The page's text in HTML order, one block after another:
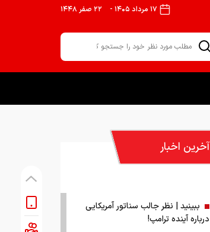
۱۷ مرداد ۱۴۰۵ - ۲۲ صفر ۱۴۴۸
آخرین اخبار
ببینید | نظر جالب سناتور آمریکایی
درباره آینده ترامپ!